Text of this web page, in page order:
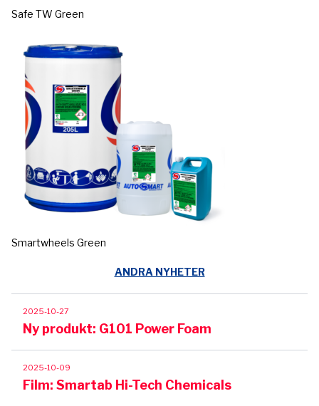
Safe TW Green
Smartwheels Green
ANDRA NYHETER
2025-10-27
Ny produkt: G101 Power Foam
2025-10-09
Film: Smartab Hi-Tech Chemicals